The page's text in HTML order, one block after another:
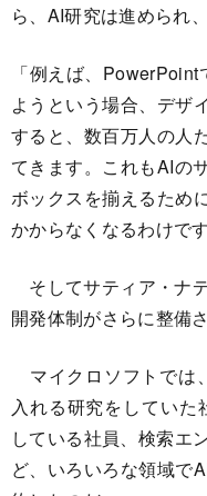
ら、AI研究は進められ
「例えば、
ようという場合、デザ
すると、数百万人の人
てきます。これもAIの
ボックスを揃えるため
かからなくなるわけです
そしてサティア・ナ
開発体制がさらに整備
マイクロソフトでは
入れる研究をしていた
している社員、検索エ
ど、いろいろな領域で